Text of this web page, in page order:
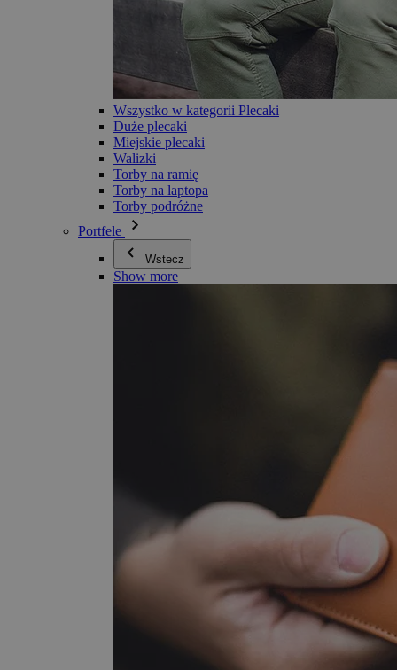
Wszystko w kategorii Plecaki
Duże plecaki
Miejskie plecaki
Walizki
Torby na ramię
Torby na laptopa
Torby podróżne
Portfele
Wstecz
Show more